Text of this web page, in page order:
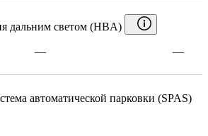
дальним светом (HBA)
— —
автоматической парковки (SPAS)